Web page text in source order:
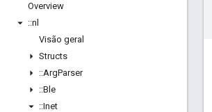
Overview
::nl
Visão geral
Structs
::ArgParser
::Ble
::Inet